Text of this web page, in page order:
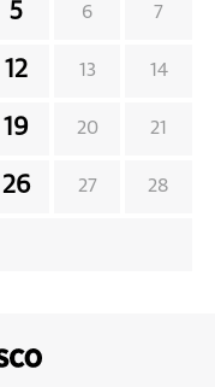
5 6 7
12 13 14
19 20 21
26 27 28